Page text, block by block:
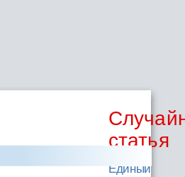
статья
Единый